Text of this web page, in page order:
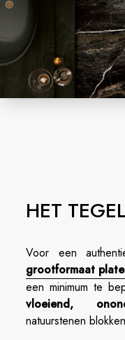
HET
Voor een
grootformaat
een minimum te
vloeiend,
natuurstenen